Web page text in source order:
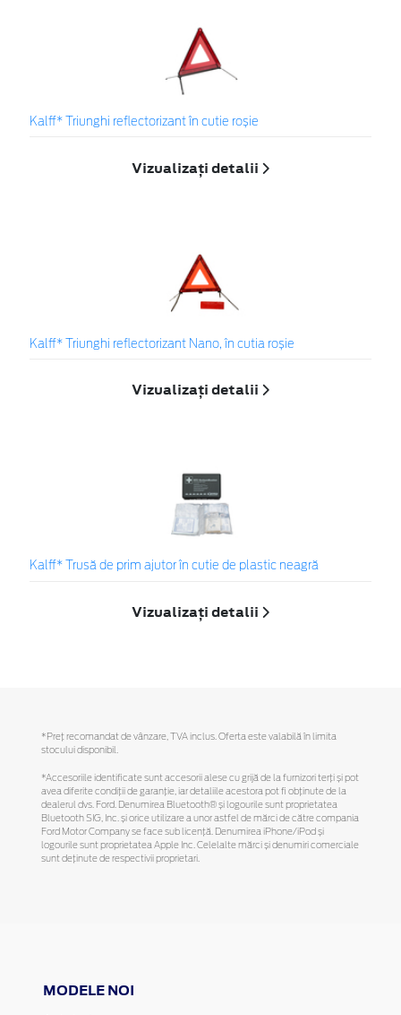
Kalff* Triunghi reflectorizant în cutie roșie
Vizualizați detalii
Kalff* Triunghi reflectorizant Nano, în cutia roșie
Vizualizați detalii
Kalff* Trusă de prim ajutor în cutie de plastic neagră
Vizualizați detalii
*Preţ recomandat de vânzare, TVA inclus. Oferta este valabilă în limita
stocului disponibil.
*Accesoriile identificate sunt accesorii alese cu grijă de la furnizori terți și pot
avea diferite condiții de garanție, iar detaliile acestora pot fi obținute de la
dealerul dvs. Ford. Denumirea Bluetooth® și logourile sunt proprietatea
Bluetooth SIG, Inc. și orice utilizare a unor astfel de mărci de către compania
Ford Motor Company se face sub licență. Denumirea iPhone/iPod și
logourile sunt proprietatea Apple Inc. Celelalte mărci și denumiri comerciale
sunt deținute de respectivii proprietari.
MODELE NOI